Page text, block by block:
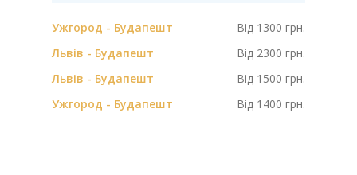
Ужгород - Будапешт
Від 1300 грн.
Львів - Будапешт
Від 2300 грн.
Львів - Будапешт
Від 1500 грн.
Ужгород - Будапешт
Від 1400 грн.